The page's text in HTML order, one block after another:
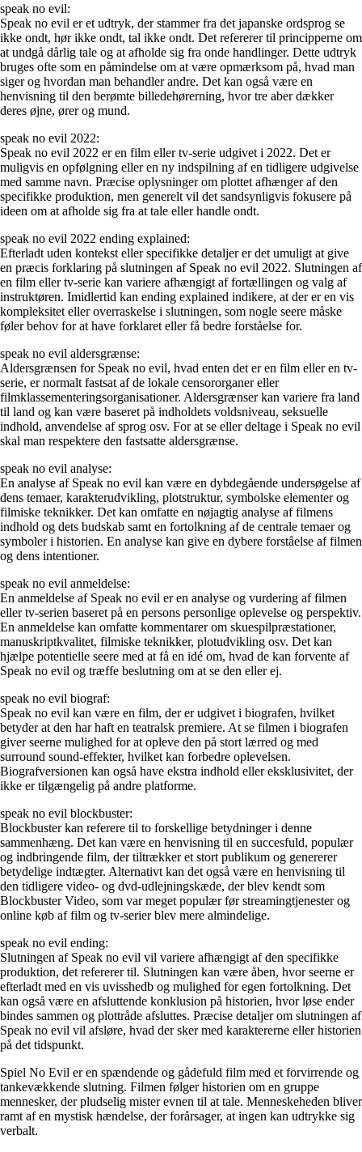
speak no evil:
Speak no evil er et udtryk, der stammer fra det japanske ordsprog se
ikke ondt, hør ikke ondt, tal ikke ondt. Det refererer til principperne om
at undgå dårlig tale og at afholde sig fra onde handlinger. Dette udtryk
bruges ofte som en påmindelse om at være opmærksom på, hvad man
siger og hvordan man behandler andre. Det kan også være en
henvisning til den berømte billedehørerning, hvor tre aber dækker
deres øjne, ører og mund.
speak no evil 2022:
Speak no evil 2022 er en film eller tv-serie udgivet i 2022. Det er
muligvis en opfølgning eller en ny indspilning af en tidligere udgivelse
med samme navn. Præcise oplysninger om plottet afhænger af den
specifikke produktion, men generelt vil det sandsynligvis fokusere på
ideen om at afholde sig fra at tale eller handle ondt.
speak no evil 2022 ending explained:
Efterladt uden kontekst eller specifikke detaljer er det umuligt at give
en præcis forklaring på slutningen af Speak no evil 2022. Slutningen af
en film eller tv-serie kan variere afhængigt af fortællingen og valg af
instruktøren. Imidlertid kan ending explained indikere, at der er en vis
kompleksitet eller overraskelse i slutningen, som nogle seere måske
føler behov for at have forklaret eller få bedre forståelse for.
speak no evil aldersgrænse:
Aldersgrænsen for Speak no evil, hvad enten det er en film eller en tv-
serie, er normalt fastsat af de lokale censororganer eller
filmklassementeringsorganisationer. Aldersgrænser kan variere fra land
til land og kan være baseret på indholdets voldsniveau, seksuelle
indhold, anvendelse af sprog osv. For at se eller deltage i Speak no evil
skal man respektere den fastsatte aldersgrænse.
speak no evil analyse:
En analyse af Speak no evil kan være en dybdegående undersøgelse af
dens temaer, karakterudvikling, plotstruktur, symbolske elementer og
filmiske teknikker. Det kan omfatte en nøjagtig analyse af filmens
indhold og dets budskab samt en fortolkning af de centrale temaer og
symboler i historien. En analyse kan give en dybere forståelse af filmen
og dens intentioner.
speak no evil anmeldelse:
En anmeldelse af Speak no evil er en analyse og vurdering af filmen
eller tv-serien baseret på en persons personlige oplevelse og perspektiv.
En anmeldelse kan omfatte kommentarer om skuespilpræstationer,
manuskriptkvalitet, filmiske teknikker, plotudvikling osv. Det kan
hjælpe potentielle seere med at få en idé om, hvad de kan forvente af
Speak no evil og træffe beslutning om at se den eller ej.
speak no evil biograf:
Speak no evil kan være en film, der er udgivet i biografen, hvilket
betyder at den har haft en teatralsk premiere. At se filmen i biografen
giver seerne mulighed for at opleve den på stort lærred og med
surround sound-effekter, hvilket kan forbedre oplevelsen.
Biografversionen kan også have ekstra indhold eller eksklusivitet, der
ikke er tilgængelig på andre platforme.
speak no evil blockbuster:
Blockbuster kan referere til to forskellige betydninger i denne
sammenhæng. Det kan være en henvisning til en succesfuld, populær
og indbringende film, der tiltrækker et stort publikum og genererer
betydelige indtægter. Alternativt kan det også være en henvisning til
den tidligere video- og dvd-udlejningskæde, der blev kendt som
Blockbuster Video, som var meget populær før streamingtjenester og
online køb af film og tv-serier blev mere almindelige.
speak no evil ending:
Slutningen af Speak no evil vil variere afhængigt af den specifikke
produktion, det refererer til. Slutningen kan være åben, hvor seerne er
efterladt med en vis uvisshedb og mulighed for egen fortolkning. Det
kan også være en afsluttende konklusion på historien, hvor løse ender
bindes sammen og plottråde afsluttes. Præcise detaljer om slutningen af
Speak no evil vil afsløre, hvad der sker med karaktererne eller historien
på det tidspunkt.
Spiel No Evil er en spændende og gådefuld film med et forvirrende og
tankevækkende slutning. Filmen følger historien om en gruppe
mennesker, der pludselig mister evnen til at tale. Menneskeheden bliver
ramt af en mystisk hændelse, der forårsager, at ingen kan udtrykke sig
verbalt.